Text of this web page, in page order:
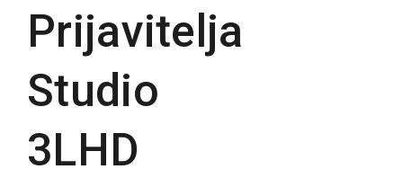
Prijavitelja
Studio
3LHD